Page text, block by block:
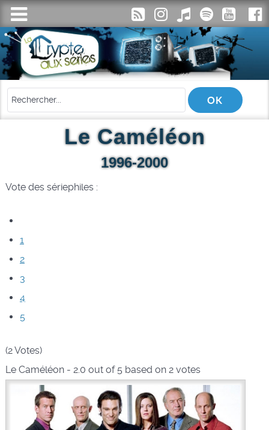
Le Caméléon
1996-2000
Vote des sériephiles :
1
2
3
4
5
(2 Votes)
Le Caméléon- 2.0 out of 5 based on 2votes